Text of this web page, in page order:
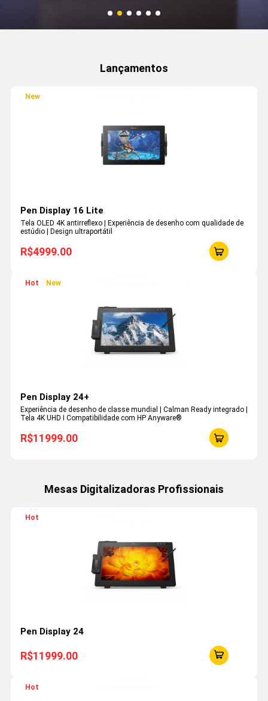
Lançamentos
New
Pen Display 16 Lite
Tela OLED 4K antirreflexo | Experiência de desenho com qualidade de
estúdio | Design ultraportátil
R$4999.00
Hot New
Pen Display 24+
Experiência de desenho de classe mundial | Calman Ready integrado |
Tela 4K UHD I Compatibilidade com HP Anyware®
R$11999.00
Mesas Digitalizadoras Profissionais
Hot
Pen Display 24
R$11999.00
Hot